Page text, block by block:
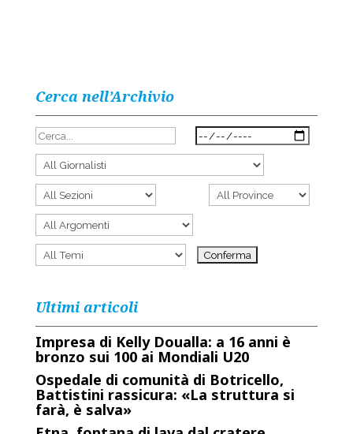
Cerca nell’Archivio
Ultimi articoli
Impresa di Kelly Doualla: a 16 anni è
bronzo sui 100 ai Mondiali U20
Ospedale di comunità di Botricello,
Battistini rassicura: «La struttura si
farà, è salva»